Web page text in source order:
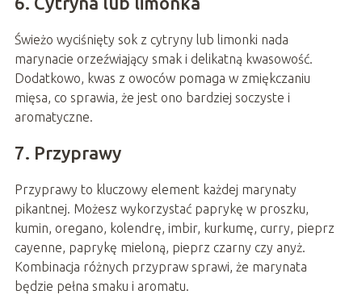
Świeżo wyciśnięty sok z cytryny lub limonki nada
marynacie orzeźwiający smak i delikatną kwasowość.
Dodatkowo, kwas z owoców pomaga w zmiękczaniu
mięsa, co sprawia, że jest ono bardziej soczyste i
aromatyczne.
7. Przyprawy
Przyprawy to kluczowy element każdej marynaty
pikantnej. Możesz wykorzystać paprykę w proszku,
kumin, oregano, kolendrę, imbir, kurkumę, curry, pieprz
cayenne, paprykę mieloną, pieprz czarny czy anyż.
Kombinacja różnych przypraw sprawi, że marynata
będzie pełna smaku i aromatu.